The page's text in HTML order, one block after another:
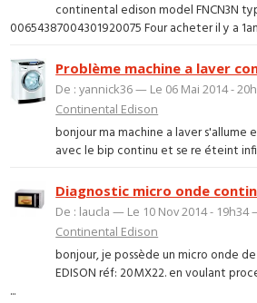
continental edison model FNCN3N
00654387004301920075 Four acheter il y a
Problème machine a laver
De : yannick36 — Le 06 Mai 2014 -
Continental Edison
bonjour ma machine a laver s'allume
avec le bip continu et se re éteint
Diagnostic micro onde
De : laucla — Le 10 Nov 2014 - 19h34
Continental Edison
bonjour, je possède un micro onde de
EDISON réf: 20MX22. en voulant
...